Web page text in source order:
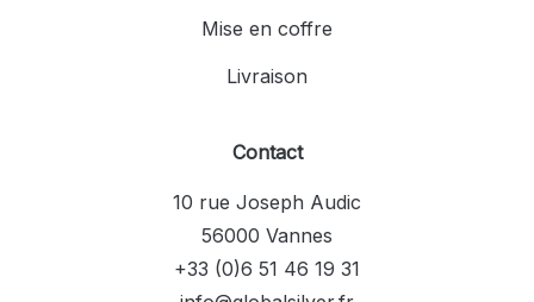
Mise en coffre
Livraison
Contact
10 rue Joseph Audic
56000 Vannes
+33 (0)6 51 46 19 31